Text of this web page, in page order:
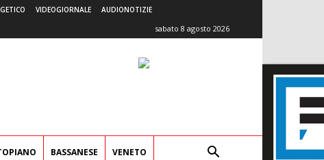
VIDEOGIORNALE AUDIONOTIZIE
sabato 8 agosto 2026
BASSANESE VENETO